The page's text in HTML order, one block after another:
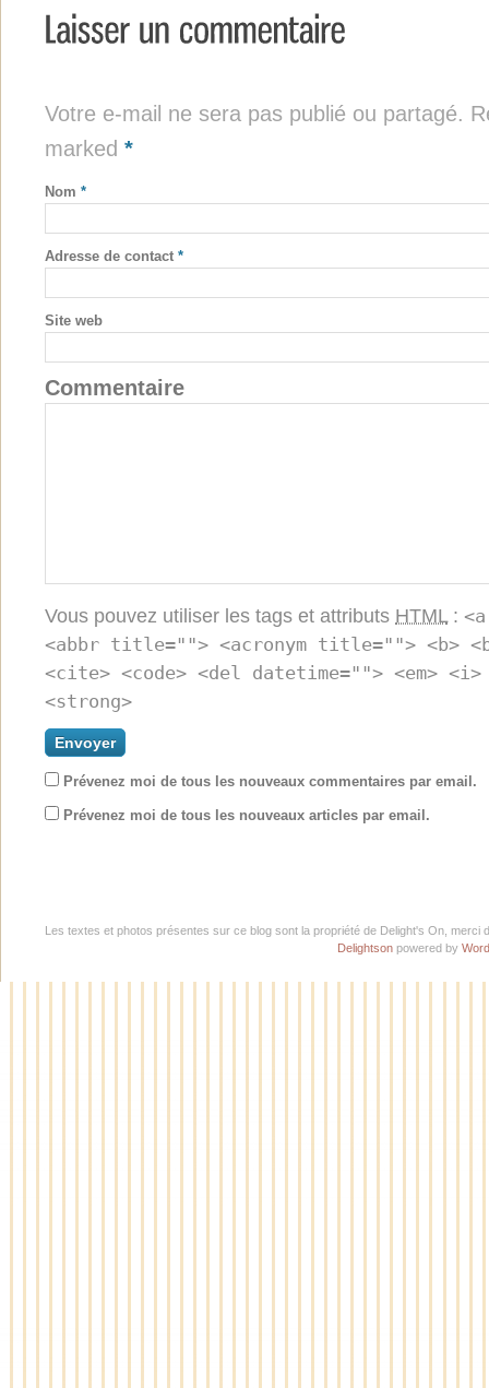
Votre e-mail ne sera pas publié ou partagé.
marked *
Nom *
Adresse de contact *
Site web
Commentaire
Vous pouvez utiliser les tags et attributs HTML :
<abbr title=""> <acronym title=""> <b>
<cite> <code> <del datetime=""> <em>
<strong>
Prévenez moi de tous les nouveaux commentaires par email.
Prévenez moi de tous les nouveaux articles par email.
Les textes et photos présentes sur ce blog sont la propriété de Delight's On,
Delightson powered by